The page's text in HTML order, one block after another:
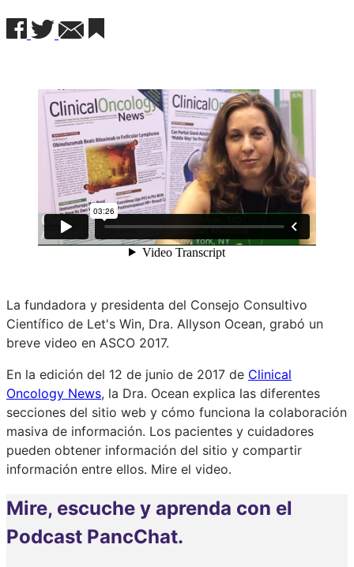
La fundadora y presidenta del Consejo Consultivo
Científico de Let's Win, Dra. Allyson Ocean, grabó un
breve video en ASCO 2017.
En la edición del 12 de junio de 2017 de Clinical
Oncology News, la Dra. Ocean explica las diferentes
secciones del sitio web y cómo funciona la colaboración
masiva de información. Los pacientes y cuidadores
pueden obtener información del sitio y compartir
información entre ellos. Mire el video.
Mire, escuche y aprenda con el
Podcast PancChat.